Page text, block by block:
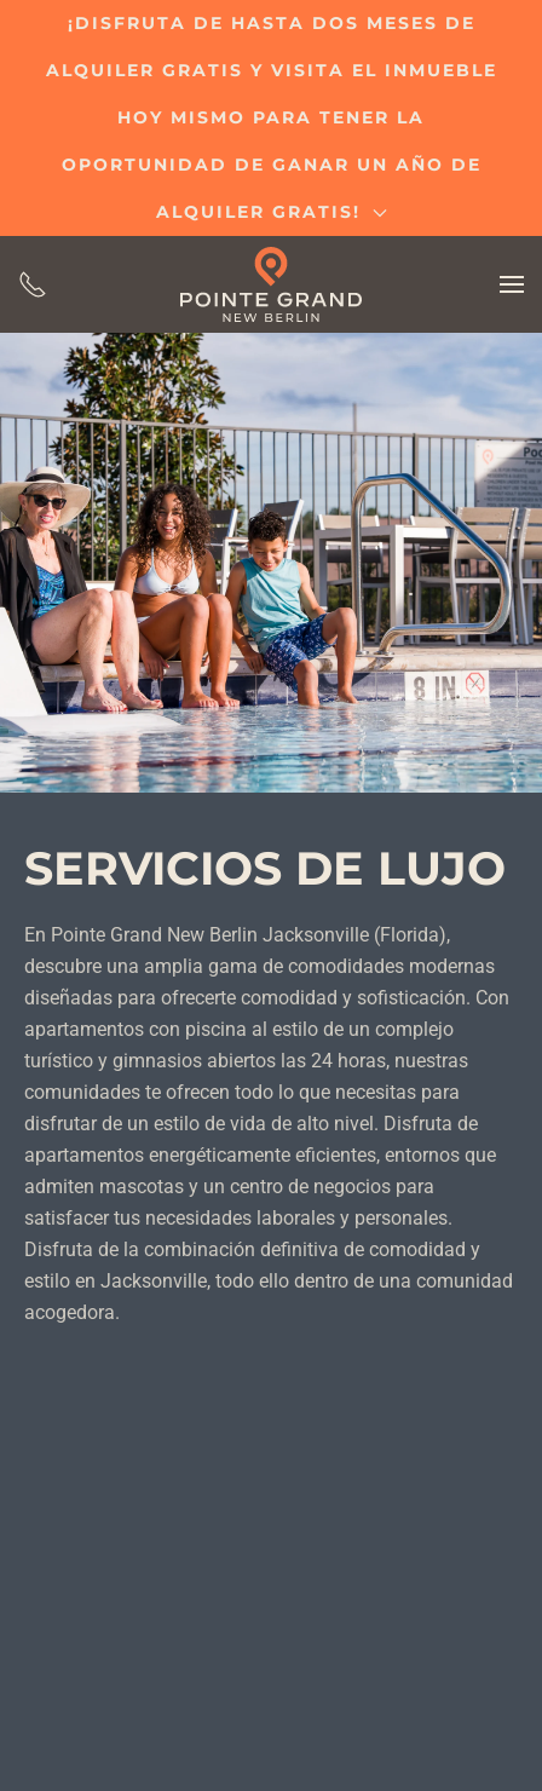
contenido
¡DISFRUTA DE HASTA DOS MESES DE
ALQUILER GRATIS Y VISITA EL INMUEBLE
HOY MISMO PARA TENER LA
OPORTUNIDAD DE GANAR UN AÑO DE
ALQUILER GRATIS!
SERVICIOS DE LUJO
En Pointe Grand New Berlin Jacksonville (Florida),
descubre una amplia gama de comodidades modernas
diseñadas para ofrecerte comodidad y sofisticación. Con
apartamentos con piscina al estilo de un complejo
turístico y gimnasios abiertos las 24 horas, nuestras
comunidades te ofrecen todo lo que necesitas para
disfrutar de un estilo de vida de alto nivel. Disfruta de
apartamentos energéticamente eficientes, entornos que
admiten mascotas y un centro de negocios para
satisfacer tus necesidades laborales y personales.
Disfruta de la combinación definitiva de comodidad y
estilo en Jacksonville, todo ello dentro de una comunidad
acogedora.